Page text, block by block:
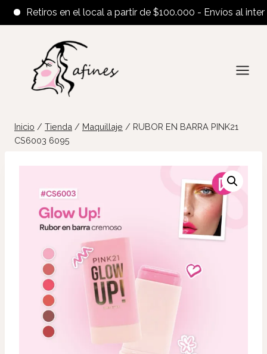
Retiros en el local a partir de $100.000 - Envíos al interior
contenido
Inicio / Tienda / Maquillaje / RUBOR EN BARRA PINK21
CS6003 6095